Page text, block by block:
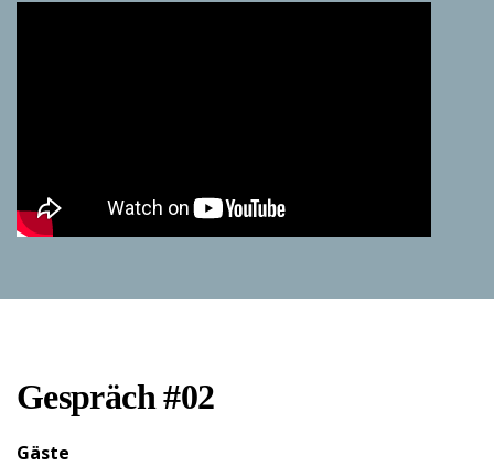
Gespräch #02
Gäste